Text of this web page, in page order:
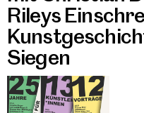
Rileys
Siegen